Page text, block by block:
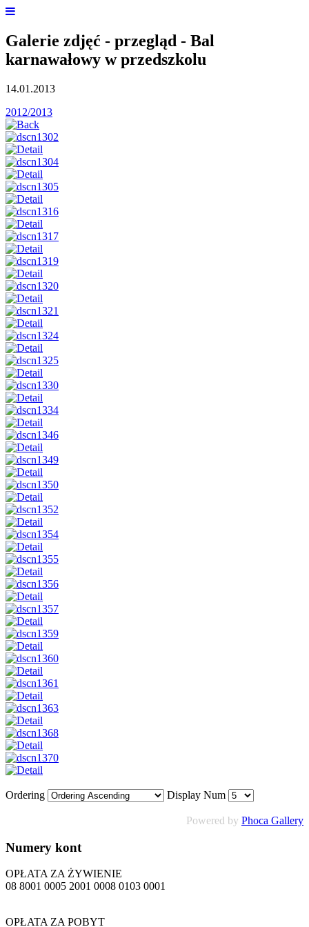
Galerie zdjęć - przegląd - Bal
karnawałowy w przedszkolu
14.01.2013
2012/2013
Ordering Display Num
Powered by Phoca Gallery
Numery kont
OPŁATA ZA ŻYWIENIE
08 8001 0005 2001 0008 0103 0001
OPŁATA ZA POBYT